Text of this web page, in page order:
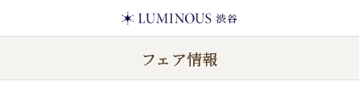
フェア情報